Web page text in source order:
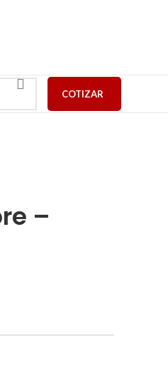
COTIZAR
–